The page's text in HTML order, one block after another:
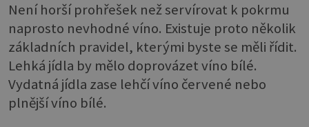
Není horší prohřešek než servírovat k pokrmu
naprosto nevhodné víno. Existuje proto několik
základních pravidel, kterými byste se měli řídit.
Lehká jídla by mělo doprovázet víno bílé.
Vydatná jídla zase lehčí víno červené nebo
plnější víno bílé.